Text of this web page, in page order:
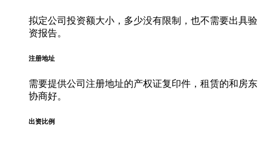
拟定公司投资额大小，多少没有限制，也不需要出具验
资报告。
注册地址
需要提供公司注册地址的产权证复印件，租赁的和房东
协商好。
出资比例